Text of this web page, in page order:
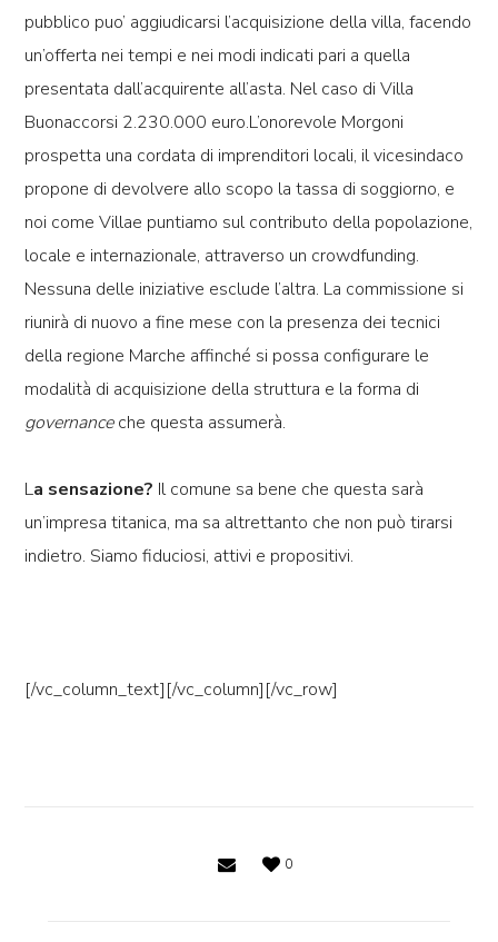
pubblico puo’ aggiudicarsi l’acquisizione della villa, facendo
un’offerta nei tempi e nei modi indicati pari a quella
presentata dall’acquirente all’asta. Nel caso di Villa
Buonaccorsi 2.230.000 euro.L’onorevole Morgoni
prospetta una cordata di imprenditori locali, il vicesindaco
propone di devolvere allo scopo la tassa di soggiorno, e
noi come Villae puntiamo sul contributo della popolazione,
locale e internazionale, attraverso un crowdfunding.
Nessuna delle iniziative esclude l’altra. La commissione si
riunirà di nuovo a fine mese con la presenza dei tecnici
della regione Marche affinché si possa configurare le
modalità di acquisizione della struttura e la forma di
governanceche questa assumerà.
La sensazione? Il comune sa bene che questa sarà
un’impresa titanica, ma sa altrettanto che non può tirarsi
indietro. Siamo fiduciosi, attivi e propositivi.
[/vc_column_text][/vc_column][/vc_row]
0